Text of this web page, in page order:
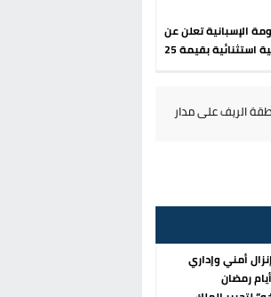
الإسبانية تعلن عن
ميزانية استثنائية بقيمة 25
الريف على مدار
أمني وإداري
رمضان